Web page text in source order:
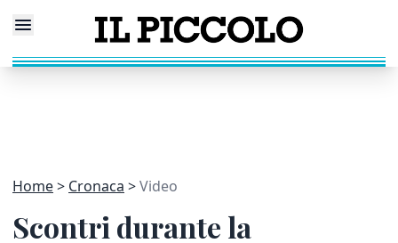
Home Cronaca Video
Scontri durante la